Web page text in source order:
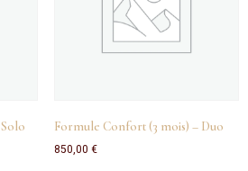
Formule Confort (3 mois) – Duo
850,00 €